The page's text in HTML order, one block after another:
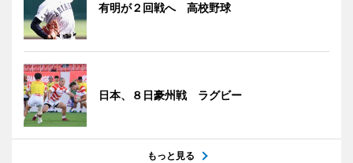
有明が２回戦へ 高校野球
日本、８日豪州戦 ラグビー
もっと見る